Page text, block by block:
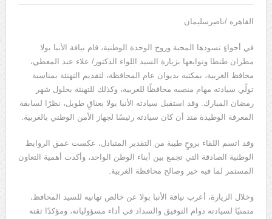
القاهره /ناصرسليمان
في أجواءٍ تسودها المحبة وروح الوحدة الوطنية، قام نيافة الأنبا بولا
مطران طنطا وتوابعها بزيارة السيد اللواء الدكتور/ علاء عبد المعطي،
محافظ الغربية، بمكتبه بديوان عام المحافظة، لتقديم التهنئة بمناسبة
تولّي سيادته مهام منصبه محافظًا للغربية، وكذلك للتهنئة بحلول شهر
رمضان المبارك. وقد استقبل سيادته الأنبا بولا بعناقٍ طويل، نظرًا لسابقة
المعرفة الوطيدة منذ أن كان سيادته رئيسًا لجهاز الأمن الوطني بالغربية.
وقد اتسم اللقاء بروحٍ طيبة من التقدير المتبادل، عكست عمق الروابط
الوطنية الصادقة التي تجمع بين أبناء الوطن الواحد، وأكدت أهمية التعاون
المستمر لما فيه خير وصالح محافظة الغربية.
وخلال الزيارة، أعرب نيافة الأنبا بولا عن خالص تهانيه للسيد المحافظ،
متمنيًا لسيادته دوام التوفيق والسداد في أداء مسؤولياته، ومؤكدًا ثقته